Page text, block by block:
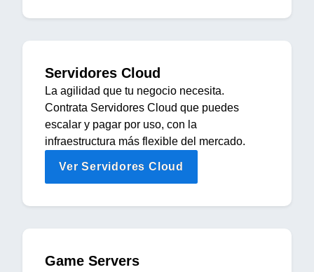
Servidores Cloud
La agilidad que tu negocio necesita.
Contrata Servidores Cloud que puedes
escalar y pagar por uso, con la
infraestructura más flexible del mercado.
Ver Servidores Cloud
Game Servers